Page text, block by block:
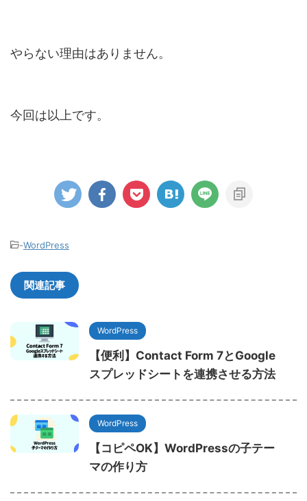
やらない理由はありません。
今回は以上です。
-WordPress
関連記事
WordPress
【便利】Contact Form 7とGoogle
スプレッドシートを連携させる方法
WordPress
【コピペOK】WordPressの子テー
マの作り方